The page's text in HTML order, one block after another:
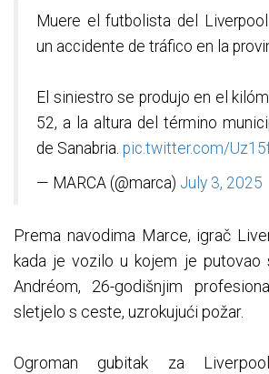
Muere el futbolista del
un accidente de tráfico en la
El siniestro se produjo en el
52, a la altura del término
de Sanabria. pic.twitter.com/
— MARCA (@marca) July 3, 2025
Prema navodima Marce, igrač
kada je vozilo u kojem je putovao
Andréom, 26-godišnjim
sletjelo s ceste, uzrokujući požar.
Ogroman gubitak za